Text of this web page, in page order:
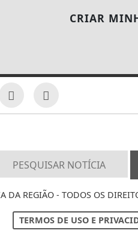
CRIAR
DA REGIÃO - TODOS OS
TERMOS DE USO E